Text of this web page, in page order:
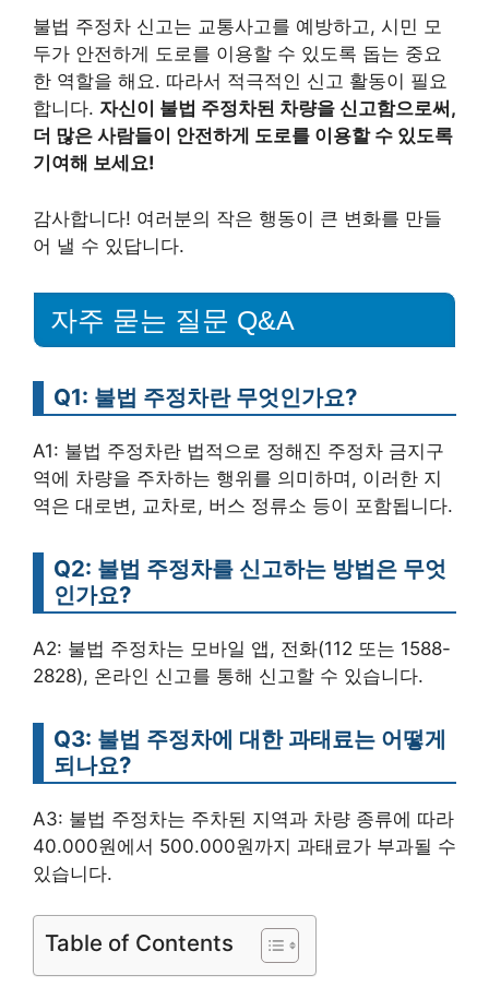
불법 주정차 신고는 교통사고를 예방하고, 시민 모
두가 안전하게 도로를 이용할 수 있도록 돕는 중요
한 역할을 해요. 따라서 적극적인 신고 활동이 필요
합니다. 자신이 불법 주정차된 차량을 신고함으로써,
더 많은 사람들이 안전하게 도로를 이용할 수 있도록
기여해 보세요!
감사합니다! 여러분의 작은 행동이 큰 변화를 만들
어 낼 수 있답니다.
자주 묻는 질문 Q&A
Q1: 불법 주정차란 무엇인가요?
A1: 불법 주정차란 법적으로 정해진 주정차 금지구
역에 차량을 주차하는 행위를 의미하며, 이러한 지
역은 대로변, 교차로, 버스 정류소 등이 포함됩니다.
Q2: 불법 주정차를 신고하는 방법은 무엇
인가요?
A2: 불법 주정차는 모바일 앱, 전화(112 또는 1588-
2828), 온라인 신고를 통해 신고할 수 있습니다.
Q3: 불법 주정차에 대한 과태료는 어떻게
되나요?
A3: 불법 주정차는 주차된 지역과 차량 종류에 따라
40.000원에서 500.000원까지 과태료가 부과될 수
있습니다.
Table of Contents